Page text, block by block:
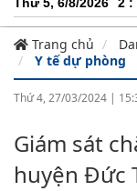
Thứ 5, 6/8/2026 2 :
Trang chủ
Y tế dự phòng
Thứ 4, 27/03/2024 |
Giám sát
huyện Đức